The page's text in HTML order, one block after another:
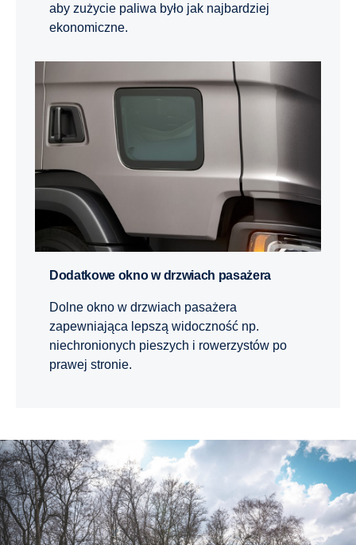
aby zużycie paliwa było jak najbardziej
ekonomiczne.
Dodatkowe okno w drzwiach pasażera
Dolne okno w drzwiach pasażera
zapewniająca lepszą widoczność np.
niechronionych pieszych i rowerzystów po
prawej stronie.